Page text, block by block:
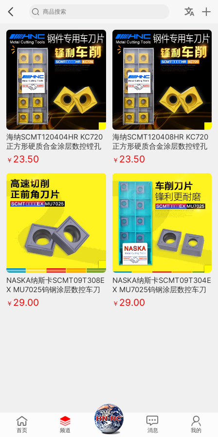
海纳SCMT120404HR KC720
正方形硬质合金涂层数控镗孔
外圆刀片
￥ 23.50
海纳SCMT120408HR KC720
正方形硬质合金涂层数控镗孔
外圆刀片
￥ 23.50
NASKA纳斯卡SCMT09T308E
X MU7025钨钢涂层数控车刀
片正方形钨钢刀粒
￥ 29.00
NASKA纳斯卡SCMT09T304E
X MU7025钨钢涂层数控车刀
片正方形钨钢刀粒
￥ 29.00
首页 频道 消息 我的